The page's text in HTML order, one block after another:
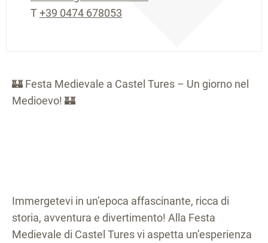
🏰 Festa Medievale a Castel Tures – Un giorno nel
Medioevo! 🏰
Immergetevi in un’epoca affascinante, ricca di
storia, avventura e divertimento! Alla Festa
Medievale di Castel Tures vi aspetta un’esperienza
T+39 0474 678053